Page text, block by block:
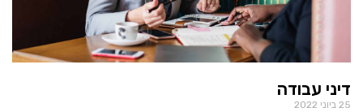
דיני עבודה
25 ביוני 2022